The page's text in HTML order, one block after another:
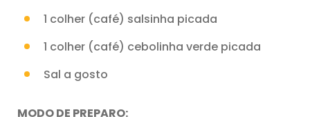
1 colher (café) salsinha picada
1 colher (café) cebolinha verde picada
Sal a gosto
MODO DE PREPARO: